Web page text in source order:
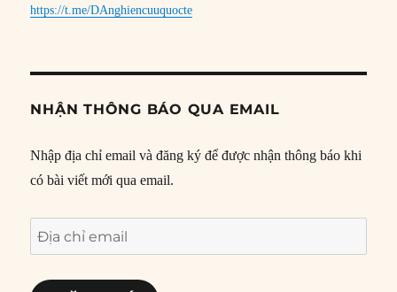
https://t.me/DAnghiencuuquocte
NHẬN THÔNG BÁO QUA EMAIL
Nhập địa chỉ email và đăng ký để được nhận thông báo khi
có bài viết mới qua email.
Địa
chỉ
email